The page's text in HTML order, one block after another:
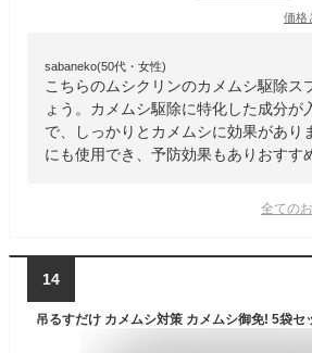
価格
sabaneko(50代・女性)
こちらのムシクリンのカメムシ駆除ス
ょう。カメムシ駆除に特化した成分が
で、しっかりとカメムシに効果があり
にも使用でき、予防効果もありおすす
全ての
14